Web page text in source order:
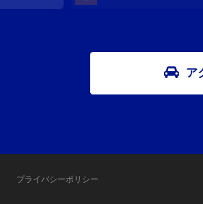
ア
プライバシーポリシー